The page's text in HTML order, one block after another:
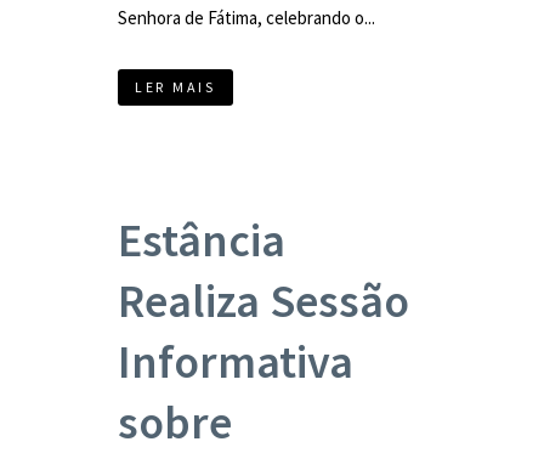
Senhora de Fátima, celebrando o...
LER MAIS
Estância
Realiza Sessão
Informativa
sobre